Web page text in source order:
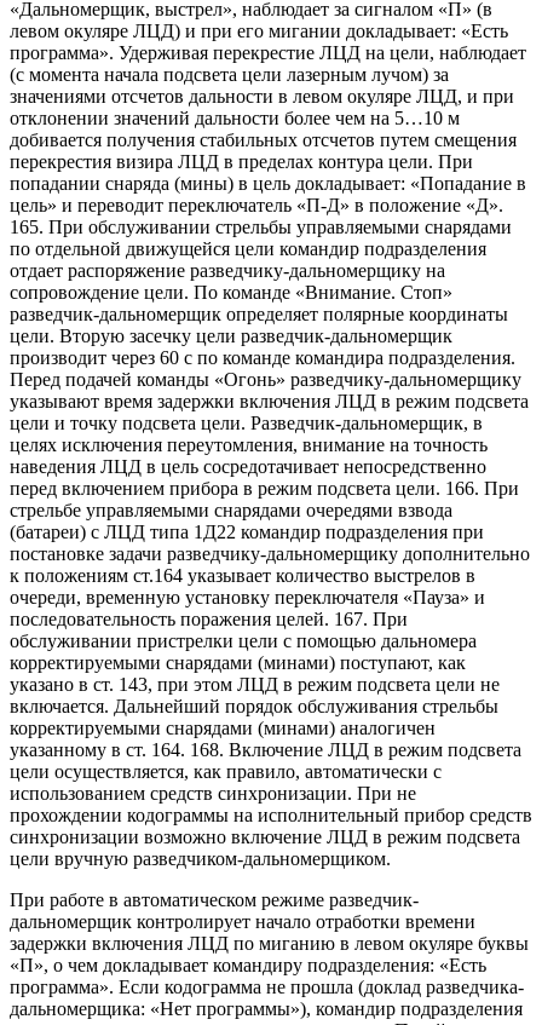
«Дальномерщик, выстрел», наблюдает за сигналом «П» (в
левом окуляре ЛЦД) и при его мигании докладывает: «Есть
программа». Удерживая перекрестие ЛЦД на цели, наблюдает
(с момента начала подсвета цели лазерным лучом) за
значениями отсчетов дальности в левом окуляре ЛЦД, и при
отклонении значений дальности более чем на 5…10 м
добивается получения стабильных отсчетов путем смещения
перекрестия визира ЛЦД в пределах контура цели. При
попадании снаряда (мины) в цель докладывает: «Попадание в
цель» и переводит переключатель «П-Д» в положение «Д».
165. При обслуживании стрельбы управляемыми снарядами
по отдельной движущейся цели командир подразделения
отдает распоряжение разведчику-дальномерщику на
сопровождение цели. По команде «Внимание. Стоп»
разведчик-дальномерщик определяет полярные координаты
цели. Вторую засечку цели разведчик-дальномерщик
производит через 60 с по команде командира подразделения.
Перед подачей команды «Огонь» разведчику-дальномерщику
указывают время задержки включения ЛЦД в режим подсвета
цели и точку подсвета цели. Разведчик-дальномерщик, в
целях исключения переутомления, внимание на точность
наведения ЛЦД в цель сосредотачивает непосредственно
перед включением прибора в режим подсвета цели. 166. При
стрельбе управляемыми снарядами очередями взвода
(батареи) с ЛЦД типа 1Д22 командир подразделения при
постановке задачи разведчику-дальномерщику дополнительно
к положениям ст.164 указывает количество выстрелов в
очереди, временную установку переключателя «Пауза» и
последовательность поражения целей. 167. При
обслуживании пристрелки цели с помощью дальномера
корректируемыми снарядами (минами) поступают, как
указано в ст. 143, при этом ЛЦД в режим подсвета цели не
включается. Дальнейший порядок обслуживания стрельбы
корректируемыми снарядами (минами) аналогичен
указанному в ст. 164. 168. Включение ЛЦД в режим подсвета
цели осуществляется, как правило, автоматически с
использованием средств синхронизации. При не
прохождении кодограммы на исполнительный прибор средств
синхронизации возможно включение ЛЦД в режим подсвета
цели вручную разведчиком-дальномерщиком.
При работе в автоматическом режиме разведчик-
дальномерщик контролирует начало отработки времени
задержки включения ЛЦД по миганию в левом окуляре буквы
«П», о чем докладывает командиру подразделения: «Есть
программа». Если кодограмма не прошла (доклад разведчика-
дальномерщика: «Нет программы»), командир подразделения